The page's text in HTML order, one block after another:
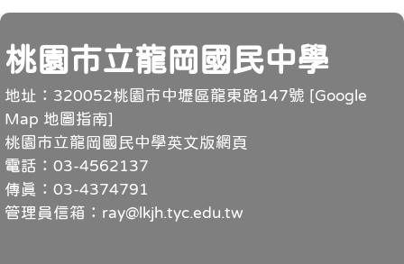
頁尾
桃園市立龍岡國民中學
地址：320052桃園市中壢區龍東路147號 [Google
Map 地圖指南]
桃園市立龍岡國民中學英文版網頁
電話：03-4562137
傳真：03-4374791
管理員信箱：ray@lkjh.tyc.edu.tw